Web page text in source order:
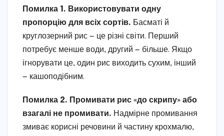
Помилка 1. Використовувати одну
пропорцію для всіх сортів. Басматі й
круглозерний рис — це різні світи. Перший
потребує менше води, другий — більше. Якщо
ігнорувати це, один рис виходить сухим, інший
— кашоподібним.
Помилка 2. Промивати рис «до скрипу» або
взагалі не промивати. Надмірне промивання
змиває корисні речовини й частину крохмалю,